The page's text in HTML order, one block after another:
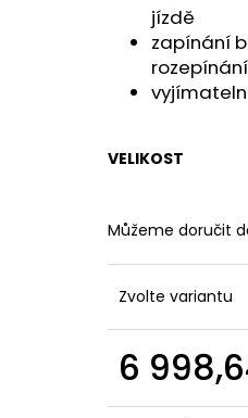
jízdě
zapínání
VELIKOST
Můžeme doručit
Zvolte variantu
6